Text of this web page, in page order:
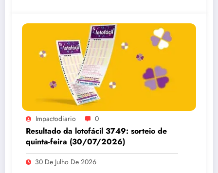
Impactodiario 0
Resultado da lotofácil 3749: sorteio de
quinta-feira (30/07/2026)
30 De Julho De 2026